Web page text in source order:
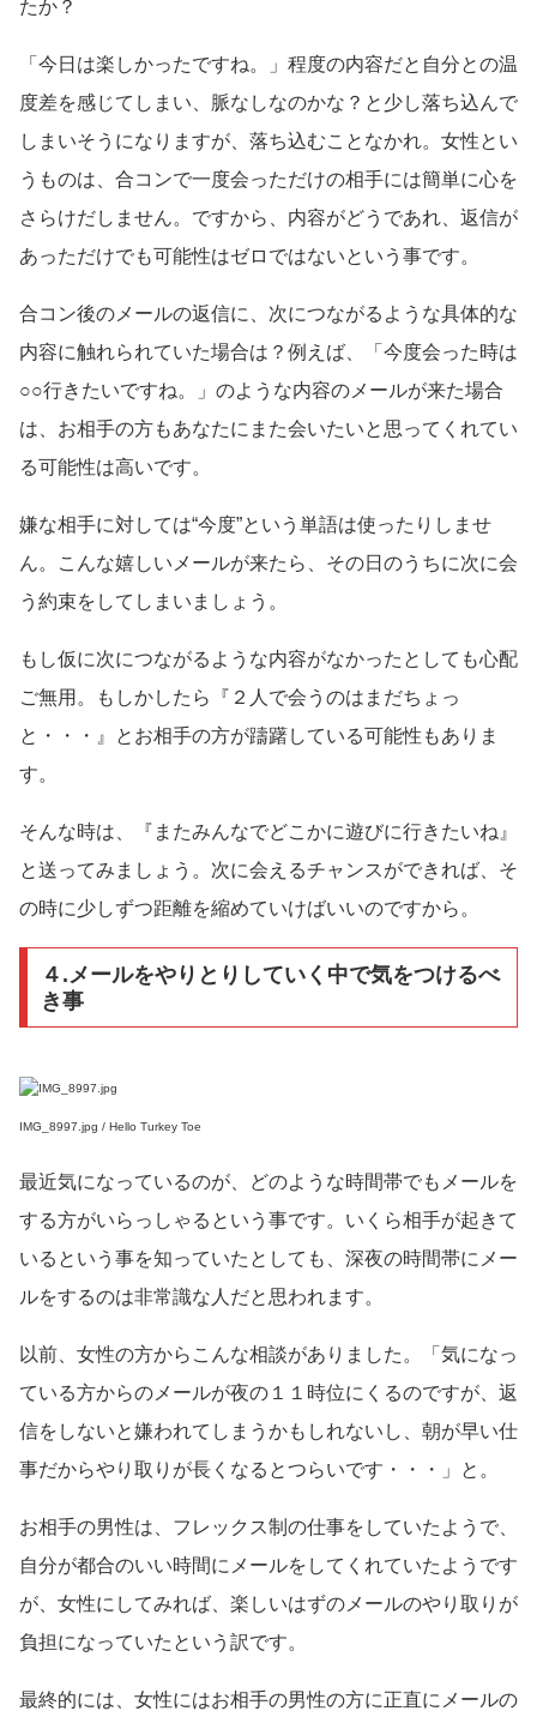
たか？
「今日は楽しかったですね。」程度の内容だと自分との温
度差を感じてしまい、脈なしなのかな？と少し落ち込んで
しまいそうになりますが、落ち込むことなかれ。女性とい
うものは、合コンで一度会っただけの相手には簡単に心を
さらけだしません。ですから、内容がどうであれ、返信が
あっただけでも可能性はゼロではないという事です。
合コン後のメールの返信に、次につながるような具体的な
内容に触れられていた場合は？例えば、「今度会った時は
○○行きたいですね。」のような内容のメールが来た場合
は、お相手の方もあなたにまた会いたいと思ってくれてい
る可能性は高いです。
嫌な相手に対しては“今度”という単語は使ったりしませ
ん。こんな嬉しいメールが来たら、その日のうちに次に会
う約束をしてしまいましょう。
もし仮に次につながるような内容がなかったとしても心配
ご無用。もしかしたら『２人で会うのはまだちょっ
と・・・』とお相手の方が躊躇している可能性もありま
す。
そんな時は、『またみんなでどこかに遊びに行きたいね』
と送ってみましょう。次に会えるチャンスができれば、そ
の時に少しずつ距離を縮めていけばいいのですから。
４.メールをやりとりしていく中で気をつけるべ
き事
IMG_8997.jpg / Hello Turkey Toe
最近気になっているのが、どのような時間帯でもメールを
する方がいらっしゃるという事です。いくら相手が起きて
いるという事を知っていたとしても、深夜の時間帯にメー
ルをするのは非常識な人だと思われます。
以前、女性の方からこんな相談がありました。「気になっ
ている方からのメールが夜の１１時位にくるのですが、返
信をしないと嫌われてしまうかもしれないし、朝が早い仕
事だからやり取りが長くなるとつらいです・・・」と。
お相手の男性は、フレックス制の仕事をしていたようで、
自分が都合のいい時間にメールをしてくれていたようです
が、女性にしてみれば、楽しいはずのメールのやり取りが
負担になっていたという訳です。
最終的には、女性にはお相手の男性の方に正直にメールの